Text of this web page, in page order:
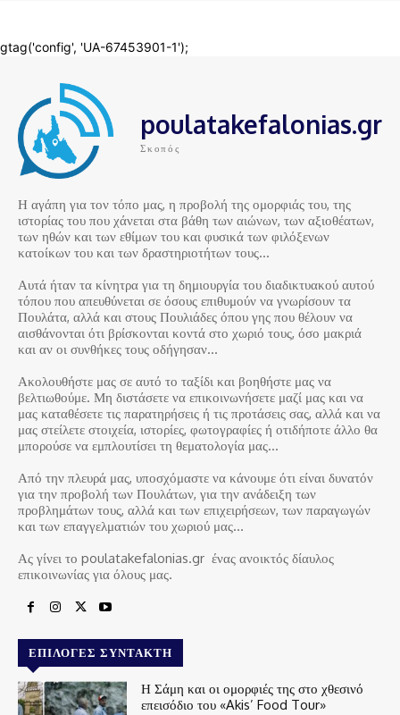
poulatakefalonias.gr
Σκοπός
Η αγάπη για τον τόπο μας, η προβολή της ομορφιάς του, της
ιστορίας του που χάνεται στα βάθη των αιώνων, των αξιοθέατων,
των ηθών και των εθίμων του και φυσικά των φιλόξενων
κατοίκων του και των δραστηριοτήτων τους…
Αυτά ήταν τα κίνητρα για τη δημιουργία του διαδικτυακού αυτού
τόπου που απευθύνεται σε όσους επιθυμούν να γνωρίσουν τα
Πουλάτα, αλλά και στους Πουλιάδες όπου γης που θέλουν να
αισθάνονται ότι βρίσκονται κοντά στο χωριό τους, όσο μακριά
και αν οι συνθήκες τους οδήγησαν…
Ακολουθήστε μας σε αυτό το ταξίδι και βοηθήστε μας να
βελτιωθούμε. Μη διστάσετε να επικοινωνήσετε μαζί μας και να
μας καταθέσετε τις παρατηρήσεις ή τις προτάσεις σας, αλλά και να
μας στείλετε στοιχεία, ιστορίες, φωτογραφίες ή οτιδήποτε άλλο θα
μπορούσε να εμπλουτίσει τη θεματολογία μας…
Από την πλευρά μας, υποσχόμαστε να κάνουμε ότι είναι δυνατόν
για την προβολή των Πουλάτων, για την ανάδειξη των
προβλημάτων τους, αλλά και των επιχειρήσεων, των παραγωγών
και των επαγγελματιών του χωριού μας…
Ας γίνει το poulatakefalonias.gr ένας ανοικτός δίαυλος
επικοινωνίας για όλους μας.
ΕΠΙΛΟΓΈΣ ΣΥΝΤΆΚΤΗ
Η Σάμη και οι ομορφιές της στο χθεσινό
επεισόδιο του «Akis’ Food Tour»